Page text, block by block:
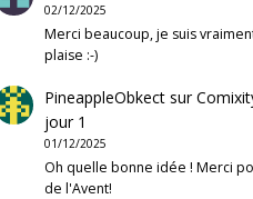
02/12/2025
Merci beaucoup, je suis
plaise :-)
PineappleObkect sur
jour 1
01/12/2025
Oh quelle bonne idée ! Merci
de l'Avent!